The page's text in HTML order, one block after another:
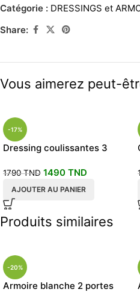
Catégorie : DRESSINGS et
Share:
Vous aimerez peut-
-17%
Dressing coulissantes 3
1790TND 1490 TND
AJOUTER AU PANIER
Produits similaires
-20%
Armoire blanche 2 portes